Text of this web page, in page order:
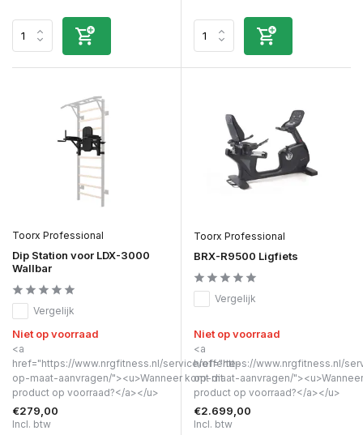
Toorx Professional
Dip Station voor LDX-3000
Wallbar
Vergelijk
Niet op voorraad
<a
href="https://www.nrgfitness.nl/service/offerte-
op-maat-aanvragen/"><u>Wanneer komt dit
product op voorraad?</a></u>
€279,00
Incl. btw
Toorx Professional
BRX-R9500 Ligfiets
Vergelijk
Niet op voorraad
<a
href="https://www.nrgfitness.nl/
op-maat-aanvragen/
product op voorraad?</a></u>
€2.699,00
Incl. btw